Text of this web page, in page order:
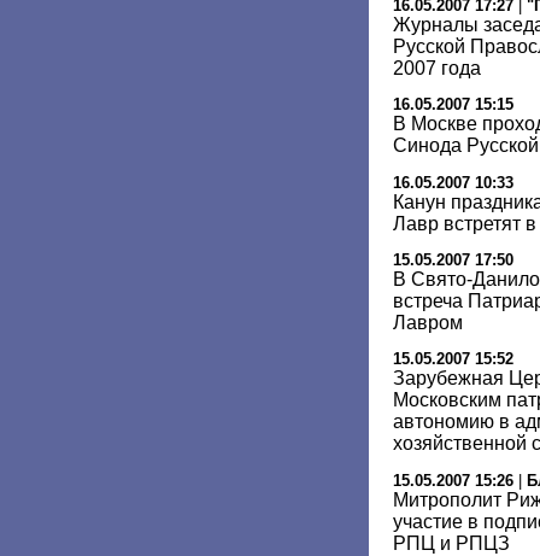
16.05.2007 17:27
Журналы
Русской
2007 года
16.05.2007 15:15
В Москве
Синода
16.05.2007 10:33
Канун
Лавр встретят
15.05.2007 17:50
В Свято-
встреча
Лавром
15.05.2007 15:52
Зарубежная
Московским
автономию в
хозяйственной
15.05.2007 15:26 |
Митрополит
участие в
РПЦ и РПЦЗ